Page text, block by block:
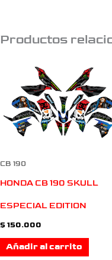
Productos
CB 190
HONDA CB 190 SKULL
ESPECIAL EDITION
$ 150.000
Añadir al carrito